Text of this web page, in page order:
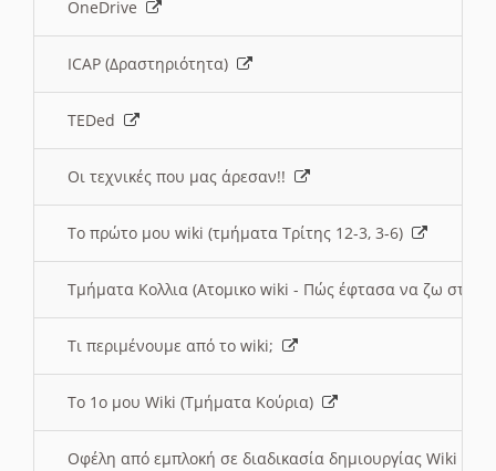
OneDrive
ICAP (Δραστηριότητα)
TEDed
Οι τεχνικές που μας άρεσαν!!
Το πρώτο μου wiki (τμήματα Τρίτης 12-3, 3-6)
Τμήματα Κολλια (Ατομικο wiki - Πώς έφτασα να ζω στην
Τι περιμένουμε από το wiki;
Το 1ο μου Wiki (Τμήματα Κούρια)
Οφέλη από εμπλοκή σε διαδικασία δημιουργίας Wiki